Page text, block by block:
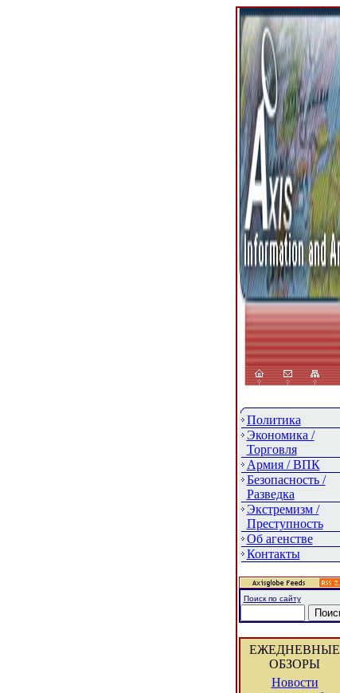
Политика
Экономика /
Торговля
Армия / ВПК
Безопасность /
Разведка
Экстремизм /
Преступность
Об агенстве
Контакты
Поиск по сайту
ЕЖЕДНЕВНЫЕ
ОБЗОРЫ
Новости